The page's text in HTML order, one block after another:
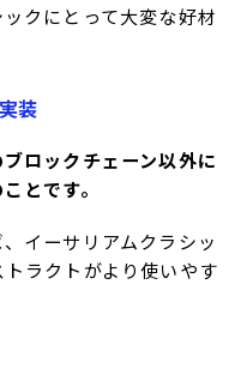
クにとって大変な好材
装
ロックチェーン以外に
とです。
イーサリアムクラシッ
ラクトがより使いやす